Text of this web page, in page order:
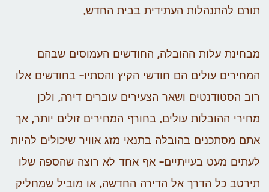
תורם להתנהלות העתידית בבית החדש.
מבחינת עלות ההובלה, החודשים העמוסים שבהם
המחירים עולים הם חודשי הקיץ והסתיו- בחודשים אלו
רוב הסטודנטים ושאר הצעירים עוברים דירה, ולכן
מחירי ההובלות עולים. בחורף המחירים זולים יותר, אך
אתם מסתכנים בהובלה בתנאי מזג אוויר שיכולים להיות
לעתים מעט בעייתיים- אף אחד לא רוצה שהספה שלו
תירטב כל הדרך אל הדירה החדשה, או מוביל שמחליק